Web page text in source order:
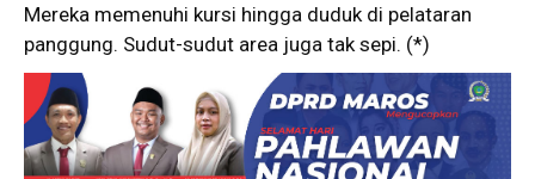
Mereka memenuhi kursi hingga duduk di pelataran
panggung. Sudut-sudut area juga tak sepi. (*)